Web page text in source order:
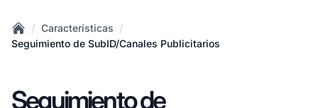
Home
/ Características /
Seguimiento de SubID/Canales Publicitarios
Seguimiento de